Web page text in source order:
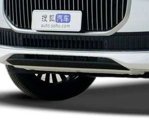
算 加入对比
算 加入对比